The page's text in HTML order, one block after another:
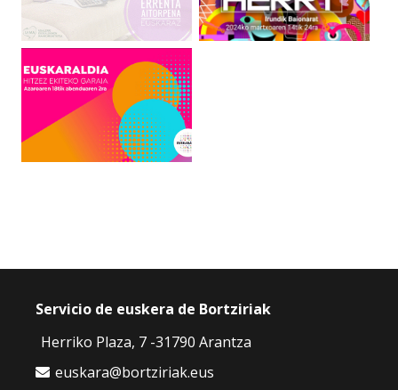
Servicio de euskera de Bortziriak
Herriko Plaza, 7 -31790 Arantza
euskara@bortziriak.eus